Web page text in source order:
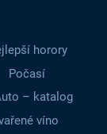
horory
Počasí
– katalog
víno